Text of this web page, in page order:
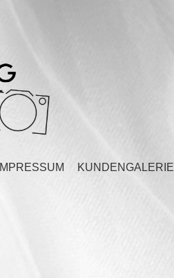
IMPRESSUM KUNDENGALERIE